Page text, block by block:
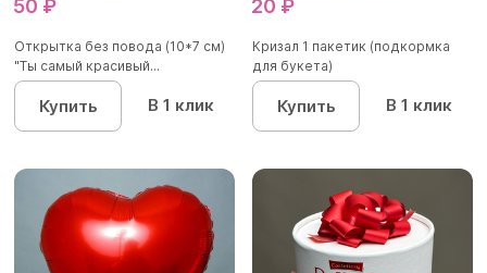
50 ₽
Открытка без повода (10*7 см)
"Ты самый красивый...
Купить В 1 клик
20 ₽
Кризал 1 пакетик (подкормка
для букета)
Купить В 1 клик